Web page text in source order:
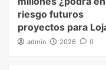
riesgo futuros
proyectos para
admin 2026 0